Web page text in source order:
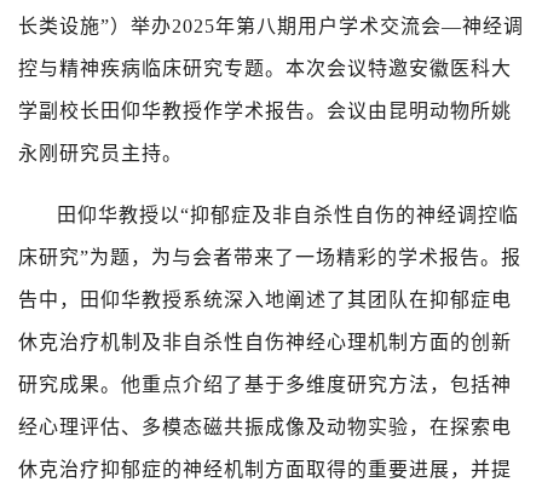
长类设施”）举办2025年第八期用户学术交流会—神经调
控与精神疾病临床研究专题。本次会议特邀安徽医科大
学副校长田仰华教授作学术报告。会议由昆明动物所姚
永刚研究员主持。
田仰华教授以“抑郁症及非自杀性自伤的神经调控临
床研究”为题，为与会者带来了一场精彩的学术报告。报
告中，田仰华教授系统深入地阐述了其团队在抑郁症电
休克治疗机制及非自杀性自伤神经心理机制方面的创新
研究成果。他重点介绍了基于多维度研究方法，包括神
经心理评估、多模态磁共振成像及动物实验，在探索电
休克治疗抑郁症的神经机制方面取得的重要进展，并提